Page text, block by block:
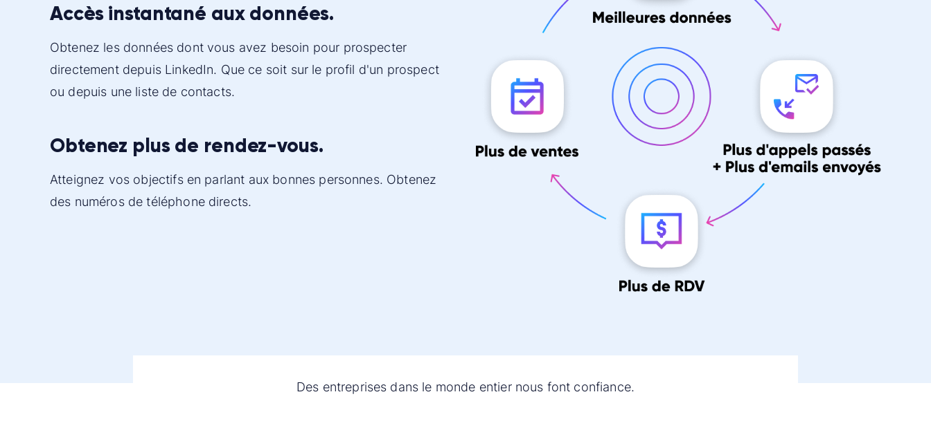
Accès instantané aux données.
Obtenez les données dont vous avez besoin pour prospecter
directement depuis LinkedIn. Que ce soit sur le profil d'un prospect
ou depuis une liste de contacts.
Obtenez plus de rendez-vous.
Atteignez vos objectifs en parlant aux bonnes personnes. Obtenez
des numéros de téléphone directs.
Des entreprises dans le monde entier nous font confiance.